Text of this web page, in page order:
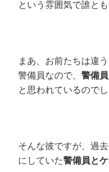
という雰囲気で誰と
まあ、お前たちは違
警備員なので、 警備
と思われているのでし
そんな彼ですが、過
にしていた警備員と